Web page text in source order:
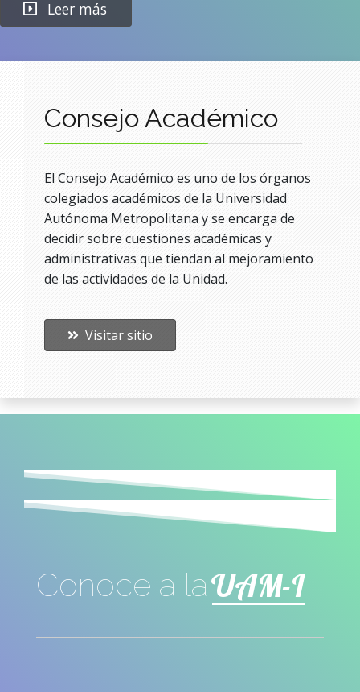
colegiados académicos de la Universidad
Autónoma Metropolitana y se encarga de
decidir sobre cuestiones académicas y
administrativas que tiendan al mejoramiento
de las actividades de la Unidad.
Visitar sitio
Conoce a la UAM-I